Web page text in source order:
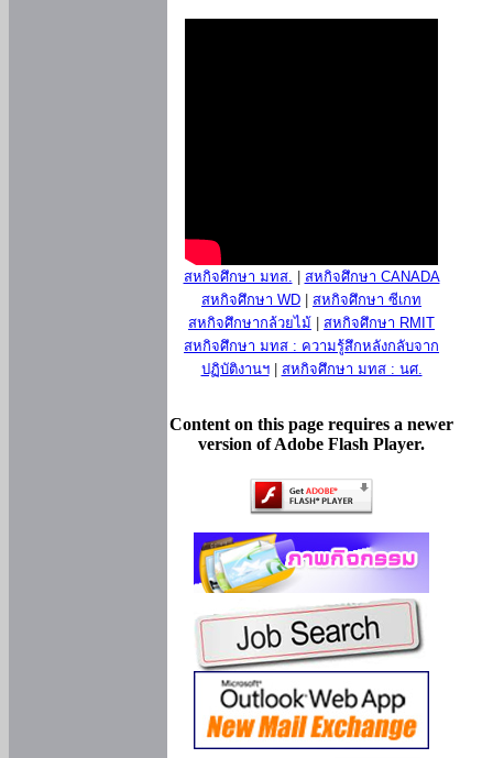
สหกิจศึกษา มทส.
สหกิจศึกษา CANADA
สหกิจศึกษา WD
สหกิจศึกษา ซีเกท
สหกิจศึกษากล้วยไม้
สหกิจศึกษา RMIT
สหกิจศึกษา มทส : ความรู้สึกหลังกลับจาก
ปฏิบัติงานฯ| สหกิจศึกษา มทส : นศ.
Content on this page requires a newer
version of Adobe Flash Player.